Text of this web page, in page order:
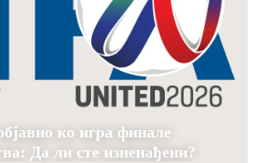
ко игра финале
Да ли сте изненађени?